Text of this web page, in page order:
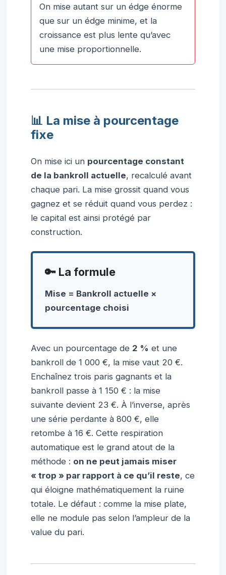
On mise autant sur un édge énorme
que sur un édge minime, et la
croissance est plus lente qu’avec
une mise proportionnelle.
📊 La mise à pourcentage
fixe
On mise ici un pourcentage constant
de la bankroll actuelle, recalculé avant
chaque pari. La mise grossit quand vous
gagnez et se réduit quand vous perdez :
le capital est ainsi protégé par
construction.
🔑 La formule
Mise = Bankroll actuelle ×
pourcentage choisi
Avec un pourcentage de 2 % et une
bankroll de 1 000 €, la mise vaut 20 €.
Enchaînez trois paris gagnants et la
bankroll passe à 1 150 € : la mise
suivante devient 23 €. À l’inverse, après
une série perdante à 800 €, elle
retombe à 16 €. Cette respiration
automatique est le grand atout de la
méthode : on ne peut jamais miser
« trop » par rapport à ce qu’il reste, ce
qui éloigne mathématiquement la ruine
totale. Le défaut : comme la mise plate,
elle ne module pas selon l’ampleur de la
value du pari.